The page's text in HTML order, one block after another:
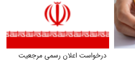
درخواست اعلان رسمی مرجعیت